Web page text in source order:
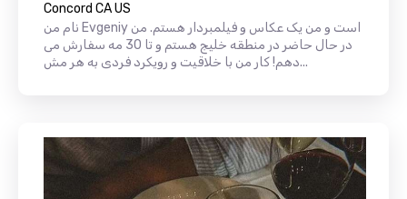
Concord CA US
نام من Evgeniy است و من یک عکاس و فیلمبردار هستم. من
در حال حاضر در منطقه خلیج هستم و تا 30 مه سفارش می
دهم! کار من با خلاقیت و رویکرد فردی به هر مش...